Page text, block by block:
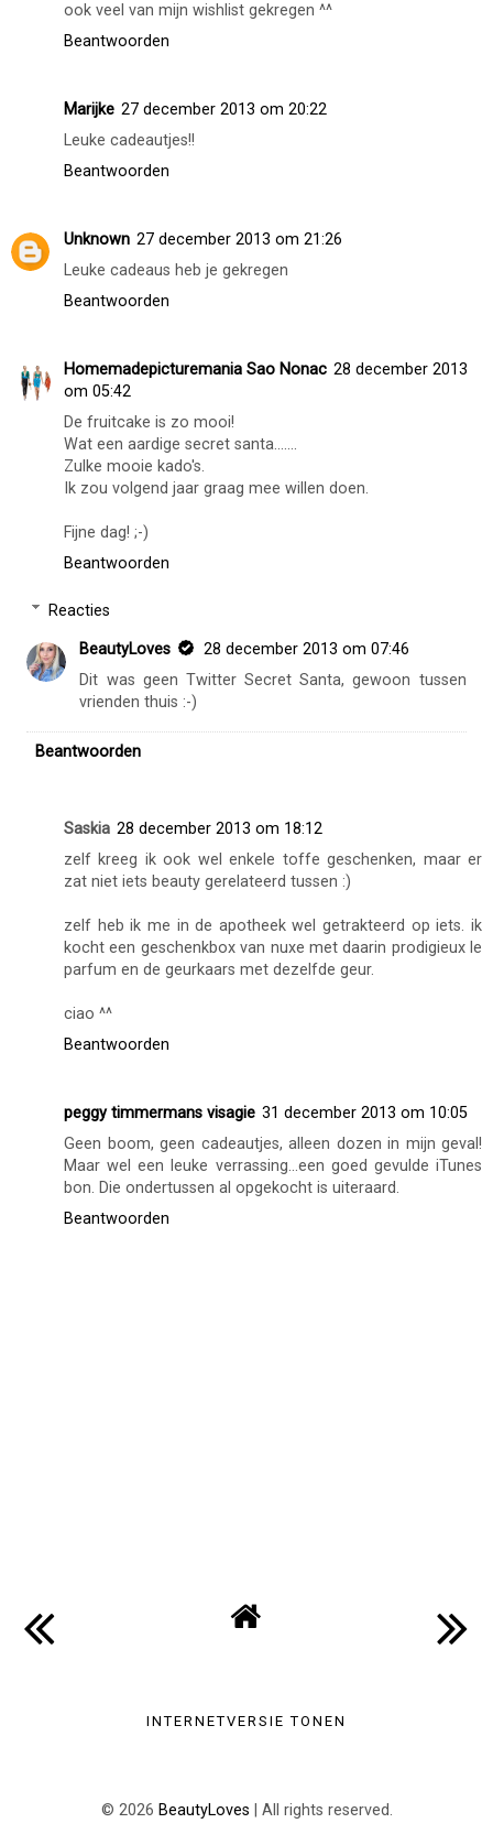
ook veel van mijn wishlist gekregen ^^
Beantwoorden
Marijke 27 december 2013 om 20:22
Leuke cadeautjes!!
Beantwoorden
Unknown 27 december 2013 om 21:26
Leuke cadeaus heb je gekregen
Beantwoorden
Homemadepicturemania Sao Nonac 28 december 2013
om 05:42
De fruitcake is zo mooi!
Wat een aardige secret santa.......
Zulke mooie kado's.
Ik zou volgend jaar graag mee willen doen.
Fijne dag! ;-)
Beantwoorden
Reacties
BeautyLoves
28 december 2013 om 07:46
Dit was geen Twitter Secret Santa, gewoon tussen
vrienden thuis :-)
Beantwoorden
Saskia 28 december 2013 om 18:12
zelf kreeg ik ook wel enkele toffe geschenken, maar er
zat niet iets beauty gerelateerd tussen :)
zelf heb ik me in de apotheek wel getrakteerd op iets. ik
kocht een geschenkbox van nuxe met daarin prodigieux le
parfum en de geurkaars met dezelfde geur.
ciao ^^
Beantwoorden
peggy timmermans visagie 31 december 2013 om 10:05
Geen boom, geen cadeautjes, alleen dozen in mijn geval!
Maar wel een leuke verrassing...een goed gevulde iTunes
bon. Die ondertussen al opgekocht is uiteraard.
Beantwoorden
INTERNETVERSIE TONEN
© 2026 BeautyLoves | All rights reserved.